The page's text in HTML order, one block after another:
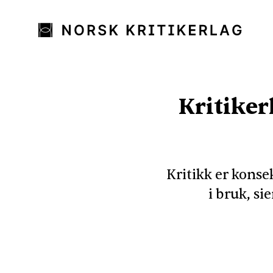
Kritikk er
i bruk,